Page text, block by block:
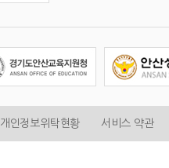
개인정보위탁현황 서비스 약관